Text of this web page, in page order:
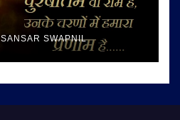
SANSAR SWAPNIL